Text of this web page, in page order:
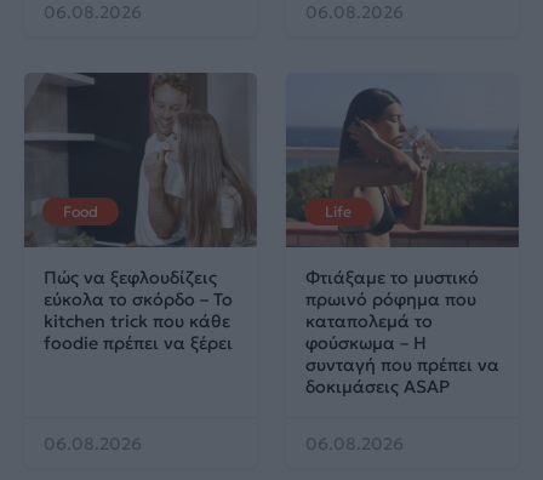
06.08.2026 06.08.2026
Food
Πώς να ξεφλουδίζεις
εύκολα το σκόρδο – Το
kitchen trick που κάθε
foodie πρέπει να ξέρει
06.08.2026
Life
Φτιάξαμε το μυστικό
πρωινό ρόφημα που
καταπολεμά το
φούσκωμα – Η
συνταγή που πρέπει να
δοκιμάσεις ASAP
06.08.2026